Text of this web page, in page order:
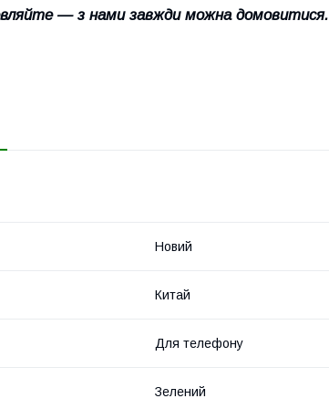
— з нами завжди можна домовитися.
Новий
Китай
Для телефону
Зелений